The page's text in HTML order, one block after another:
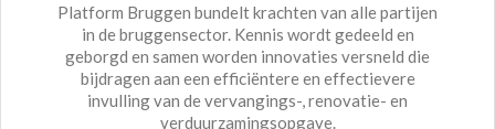
Platform Bruggen bundelt krachten van alle partijen
in de bruggensector. Kennis wordt gedeeld en
geborgd en samen worden innovaties versneld die
bijdragen aan een efficiëntere en effectievere
invulling van de vervangings-, renovatie- en
verduurzamingsopgave.